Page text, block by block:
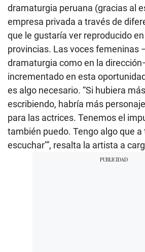
dramaturgia peruana (gracias al
empresa privada a través de
que le gustaría ver reproducido
provincias. Las voces femeninas
dramaturgia como en la
incrementado en esta
es algo necesario. “Si hubiera
escribiendo, habría más
para las actrices. Tenemos el
también puedo. Tengo algo que
escuchar’”, resalta la artista a